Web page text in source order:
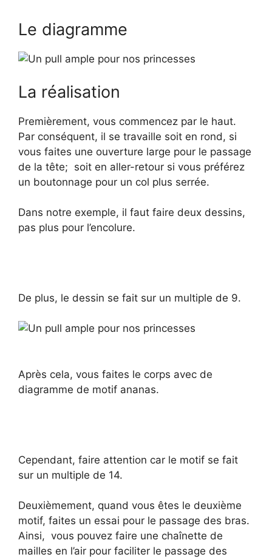
Le diagramme
La réalisation
Premièrement, vous commencez par le haut.
Par conséquent, il se travaille soit en rond, si
vous faites une ouverture large pour le passage
de la tête; soit en aller-retour si vous préférez
un boutonnage pour un col plus serrée.
Dans notre exemple, il faut faire deux dessins,
pas plus pour l’encolure.
De plus, le dessin se fait sur un multiple de 9.
Après cela, vous faites le corps avec de
diagramme de motif ananas.
Cependant, faire attention car le motif se fait
sur un multiple de 14.
Deuxièmement, quand vous êtes le deuxième
motif, faites un essai pour le passage des bras.
Ainsi, vous pouvez faire une chaînette de
mailles en l’air pour faciliter le passage des